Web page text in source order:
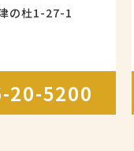
の杜1-27-1
20-5200